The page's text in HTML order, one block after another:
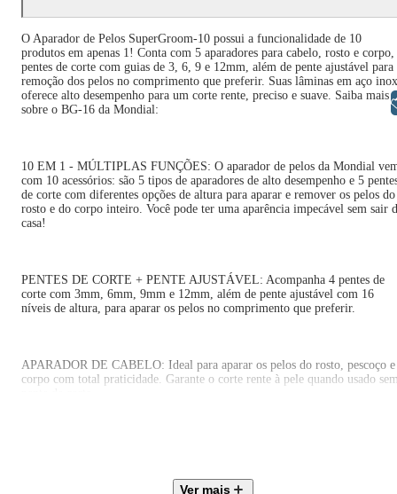
O Aparador de Pelos SuperGroom-10 possui a funcionalidade de 10
produtos em apenas 1! Conta com 5 aparadores para cabelo, rosto e corpo,
pentes de corte com guias de 3, 6, 9 e 12mm, além de pente ajustável para
remoção dos pelos no comprimento que preferir. Suas lâminas em aço inox
oferece alto desempenho para um corte rente, preciso e suave. Saiba mais
sobre o BG-16 da Mondial:
10 EM 1 - MÚLTIPLAS FUNÇÕES: O aparador de pelos da Mondial
com 10 acessórios: são 5 tipos de aparadores de alto desempenho e 5
de corte com diferentes opções de altura para aparar e remover os pelos do
rosto e do corpo inteiro. Você pode ter uma aparência impecável sem sair
casa!
PENTES DE CORTE + PENTE AJUSTÁVEL: Acompanha 4 pentes de
corte com 3mm, 6mm, 9mm e 12mm, além de pente ajustável com 16
níveis de altura, para aparar os pelos no comprimento que preferir.
APARADOR DE CABELO: Ideal para aparar os pelos do rosto, pescoço e
corpo com total praticidade. Garante o corte rente à pele quando usado
Ver mais
Libras